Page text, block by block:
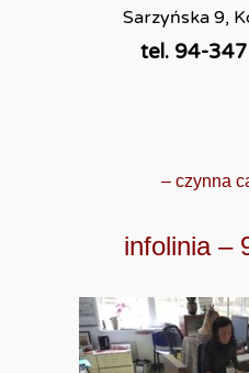
Sarzyńska 9,
tel. 94-
– czynna
infolinia –